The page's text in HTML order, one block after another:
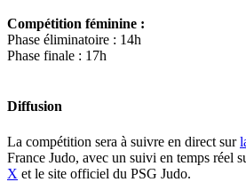
Compétition féminine :
Phase éliminatoire : 14h
Phase finale : 17h
Diffusion
La compétition sera à suivre en direct sur
France Judo, avec un suivi en temps réel
X et le site officiel du PSG Judo.